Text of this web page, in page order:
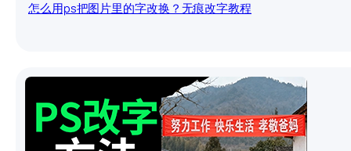
怎么用ps把图片里的字改换？无痕改字教程